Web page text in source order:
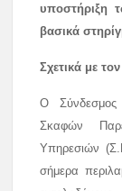
υποστήριξη
βασικά
Σχετικά με
Ο Σύνδεσμος
Σκαφών
Υπηρεσιών
σήμερα